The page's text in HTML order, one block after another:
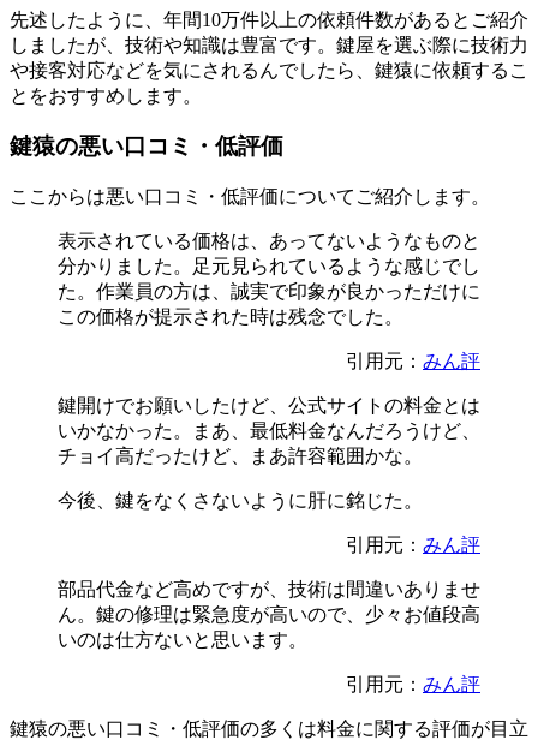
先述したように、年間10万件以上の依頼件数があるとご紹介
しましたが、技術や知識は豊富です。鍵屋を選ぶ際に技術力
や接客対応などを気にされるんでしたら、鍵猿に依頼するこ
とをおすすめします。
鍵猿の悪い口コミ・低評価
ここからは悪い口コミ・低評価についてご紹介します。
表示されている価格は、あってないようなものと
分かりました。足元見られているような感じでし
た。作業員の方は、誠実で印象が良かっただけに
この価格が提示された時は残念でした。
引用元： みん評
鍵開けでお願いしたけど、公式サイトの料金とは
いかなかった。まあ、最低料金なんだろうけど、
チョイ高だったけど、まあ許容範囲かな。
今後、鍵をなくさないように肝に銘じた。
引用元： みん評
部品代金など高めですが、技術は間違いありませ
ん。鍵の修理は緊急度が高いので、少々お値段高
いのは仕方ないと思います。
引用元： みん評
鍵猿の悪い口コミ・低評価の多くは料金に関する評価が目立